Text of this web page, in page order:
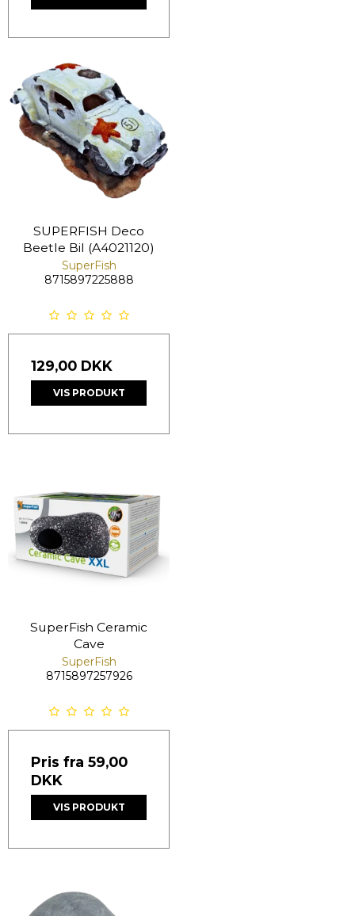
SUPERFISH Deco
Beetle Bil (A4021120)
SuperFish
8715897225888
129,00 DKK
VIS PRODUKT
SuperFish Ceramic
Cave
SuperFish
8715897257926
Pris fra 59,00
DKK
VIS PRODUKT